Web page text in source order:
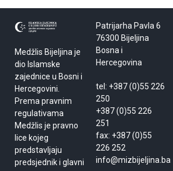
Medžlis Bijeljina je
dio Islamske
zajednice u Bosni i
Hercegovini.
Prema pravnim
regulativama
Medžlis je pravno
lice kojeg
predstavljaju
predsjednik i glavni
Patrijarha Pavla 6
76300 Bijeljina
Bosna i
Hercegovina
tel: +387 (0)55 226
250
+387 (0)55 226
251
fax: +387 (0)55
226 252
info@mizbijeljina.ba